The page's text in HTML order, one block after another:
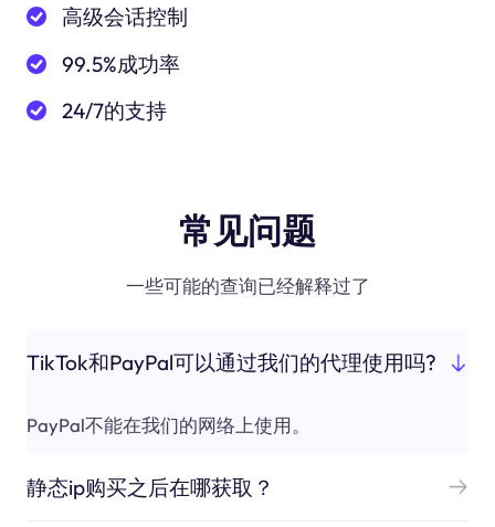
高级会话控制
99.5%成功率
24/7的支持
常见问题
一些可能的查询已经解释过了
TikTok和PayPal可以通过我们的代理使用吗?
PayPal不能在我们的网络上使用。
静态ip购买之后在哪获取？